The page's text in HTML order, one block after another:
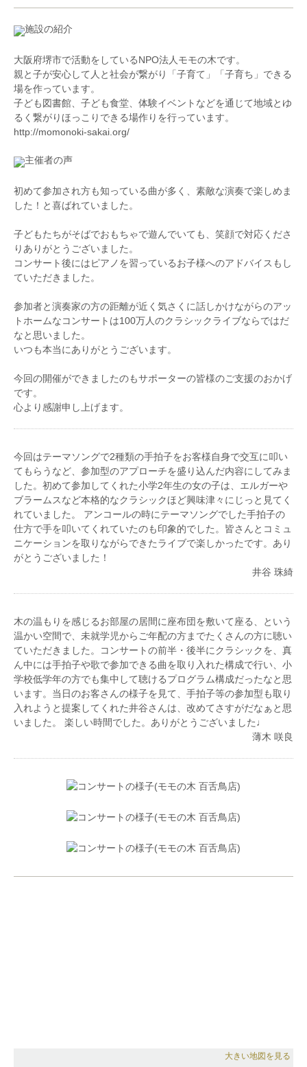
コンクール金賞など多数受賞。
デント・プレイヤー、2023-24シーズンアソシエイ
ト・プレイヤー。
現在はソロをはじめ室内楽の活動やオーケストラの客
演も積極的に行っている。
年にポルトガルのベルガイシュ芸術センターにて行わ
2018~2023年堺市新進アーティストバンク登録アーテ
ィストとして活動。これまでにピアノを下田美幸、服
部久美子、クラウディオ・ソアレス、荒木美佳、岡原
慎也の各氏に師事。ソルフェージュを中島由佳子氏に
師事。
現在はヤマハ音楽教室でシステム講師として後進の指
施設の紹介
大阪府堺市で活動をしているNPO法人モモの木です。
親と子が安心して人と社会が繋がり「子育て」「子育ち」できる
場を作っています。
子ども図書館、子ども食堂、体験イベントなどを通じて地域とゆ
るく繋がりほっこりできる場作りを行っています。
http://momonoki-sakai.org/
主催者の声
初めて参加され方も知っている曲が多く、素敵な演奏で楽しめま
した！と喜ばれていました。
子どもたちがそばでおもちゃで遊んでいても、笑顔で対応くださ
りありがとうございました。
コンサート後にはピアノを習っているお子様へのアドバイスもし
ていただきました。
参加者と演奏家の方の距離が近く気さくに話しかけながらのアッ
トホームなコンサートは100万人のクラシックライブならではだ
なと思いました。
いつも本当にありがとうございます。
今回の開催ができましたのもサポーターの皆様のご支援のおかげ
です。
心より感謝申し上げます。
今回はテーマソングで2種類の手拍子をお客様自身で交互に叩い
てもらうなど、参加型のアプローチを盛り込んだ内容にしてみま
した。初めて参加してくれた小学2年生の女の子は、エルガーや
ブラームスなど本格的なクラシックほど興味津々にじっと見てく
れていました。 アンコールの時にテーマソングでした手拍子の
仕方で手を叩いてくれていたのも印象的でした。皆さんとコミュ
ニケーションを取りながらできたライブで楽しかったです。あり
がとうございました！
井谷 珠綺
木の温もりを感じるお部屋の居間に座布団を敷いて座る、という
温かい空間で、未就学児からご年配の方までたくさんの方に聴い
ていただきました。コンサートの前半・後半にクラシックを、真
ん中には手拍子や歌で参加できる曲を取り入れた構成で行い、小
学校低学年の方でも集中して聴けるプログラム構成だったなと思
います。当日のお客さんの様子を見て、手拍子等の参加型も取り
入れようと提案してくれた井谷さんは、改めてさすがだなぁと思
いました。 楽しい時間でした。ありがとうございました♩
薄木 咲良
大きい地図を見る